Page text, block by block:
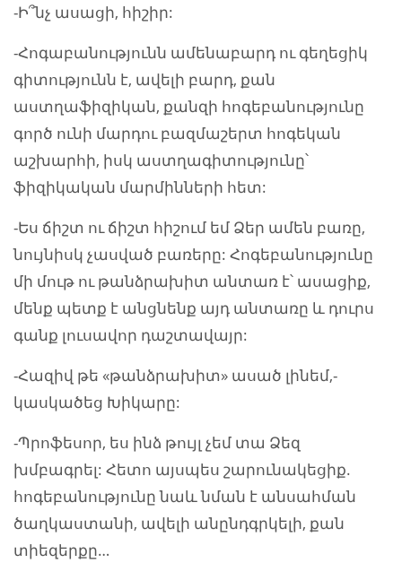
-Ի՞նչ ասացի, հիշիր:
-Հոգաբանությունն ամենաբարդ ու գեղեցիկ
գիտությունն է, ավելի բարդ, քան
աստղաֆիզիկան, քանզի հոգեբանությունը
գործ ունի մարդու բազմաշերտ հոգեկան
աշխարհի, իսկ աստղագիտությունը՝
ֆիզիկական մարմինների հետ:
-Ես ճիշտ ու ճիշտ հիշում եմ Ձեր ամեն բառը,
նույնիսկ չասված բառերը: Հոգեբանությունը
մի մութ ու թանձրախիտ անտառ է՝ ասացիք,
մենք պետք է անցնենք այդ անտառը և դուրս
գանք լուսավոր դաշտավայր:
-Հազիվ թե «թանձրախիտ» ասած լինեմ,-
կասկածեց Խիկարը:
-Պրոֆեսոր, ես ինձ թույլ չեմ տա Ձեզ
խմբագրել: Հետո այսպես շարունակեցիք.
հոգեբանությունը նաև նման է անսահման
ծաղկաստանի, ավելի անընդգրկելի, քան
տիեզերքը…